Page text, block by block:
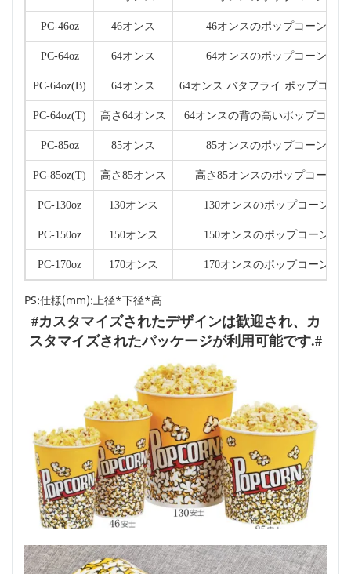
PC-46oz 46オンス 46オンスのポップコーンバケ
PC-64oz 64オンス 64オンスのポップコーンバケ
PC-64oz(B) 64オンス 64オンス バタフライ ポップコー
PC-64oz(T) 高さ64オンス 64オンスの背の高いポップコー
PC-85oz 85オンス 85オンスのポップコーンバケ
PC-85oz(T) 高さ85オンス 高さ85オンスのポップコーンバ
PC-130oz 130オンス 130オンスのポップコーンバ
PC-150oz 150オンス 150オンスのポップコーンバ
PC-170oz 170オンス 170オンスのポップコーンバ
PS:仕様(mm):上径*下径*高
#カスタマイズされたデザインは歓迎され、カ
スタマイズされたパッケージが利用可能です.#